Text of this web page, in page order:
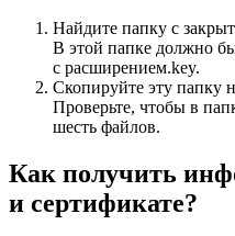
Найдите папку с
В этой папке должно
с расширением.key.
Скопируйте эту папку
Проверьте, чтобы в
шесть файлов.
Как получить
и сертификате?